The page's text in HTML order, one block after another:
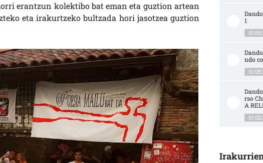
erantzun kolektibo bat eman eta guztion artean
eta irakurtzeko bultzada hori jasotzea guztion
1
ndo
rso
A